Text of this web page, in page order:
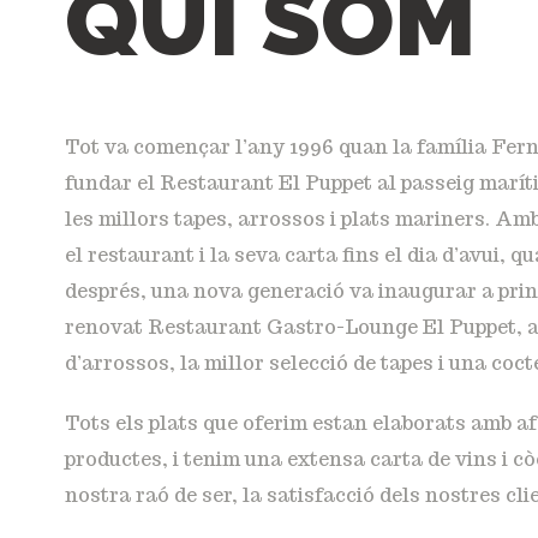
Tot va començar l’any 1996 quan la família
fundar el Restaurant El Puppet al passeig
les millors tapes, arrossos i plats mariners.
el restaurant i la seva carta fins el dia d’avui,
després, una nova generació va inaugurar a
renovat Restaurant Gastro-Lounge El Puppet,
d’arrossos, la millor selecció de tapes i una
Tots els plats que oferim estan elaborats amb
productes, i tenim una extensa carta de vins i
nostra raó de ser, la satisfacció dels nostres